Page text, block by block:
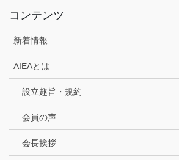
コンテンツ
新着情報
AIEAとは
設立趣旨・規約
会員の声
会長挨拶